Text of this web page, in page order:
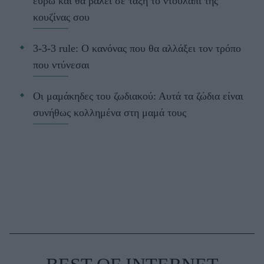
κουζίνας σου
3-3-3 rule: Ο κανόνας που θα αλλάξει τον τρόπο
που ντύνεσαι
Οι μαμάκηδες του ζωδιακού: Αυτά τα ζώδια είναι
συνήθως κολλημένα στη μαμά τους